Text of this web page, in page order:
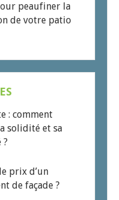
peaufiner la
de votre patio
: comment
solidité et sa
?
prix d’un
de façade ?